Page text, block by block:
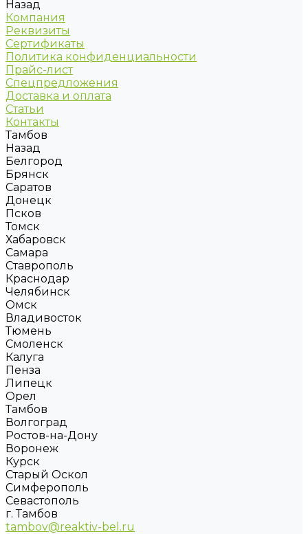
Назад
Компания
Реквизиты
Сертификаты
Политика конфиденциальности
Прайс-лист
Спецпредложения
Доставка и оплата
Статьи
Контакты
Тамбов
Назад
Белгород
Брянск
Саратов
Донецк
Псков
Томск
Хабаровск
Самара
Ставрополь
Краснодар
Челябинск
Омск
Владивосток
Тюмень
Смоленск
Калуга
Пенза
Липецк
Орел
Тамбов
Волгоград
Ростов-на-Дону
Воронеж
Курск
Старый Оскол
Симферополь
Севастополь
г. Тамбов
tambov@reaktiv-bel.ru